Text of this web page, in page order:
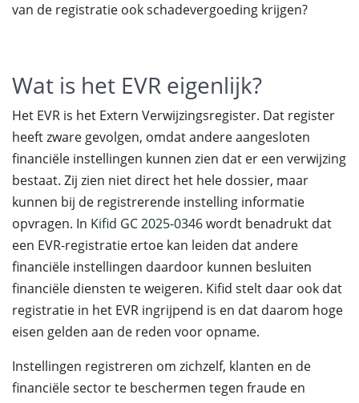
van de registratie ook schadevergoeding krijgen?
Wat is het EVR eigenlijk?
Het EVR is het Extern Verwijzingsregister. Dat register
heeft zware gevolgen, omdat andere aangesloten
financiële instellingen kunnen zien dat er een verwijzing
bestaat. Zij zien niet direct het hele dossier, maar
kunnen bij de registrerende instelling informatie
opvragen. In Kifid GC 2025-0346wordt benadrukt dat
een EVR-registratie ertoe kan leiden dat andere
financiële instellingen daardoor kunnen besluiten
financiële diensten te weigeren. Kifid stelt daar ook dat
registratie in het EVR ingrijpend is en dat daarom hoge
eisen gelden aan de reden voor opname.
Instellingen registreren om zichzelf, klanten en de
financiële sector te beschermen tegen fraude en